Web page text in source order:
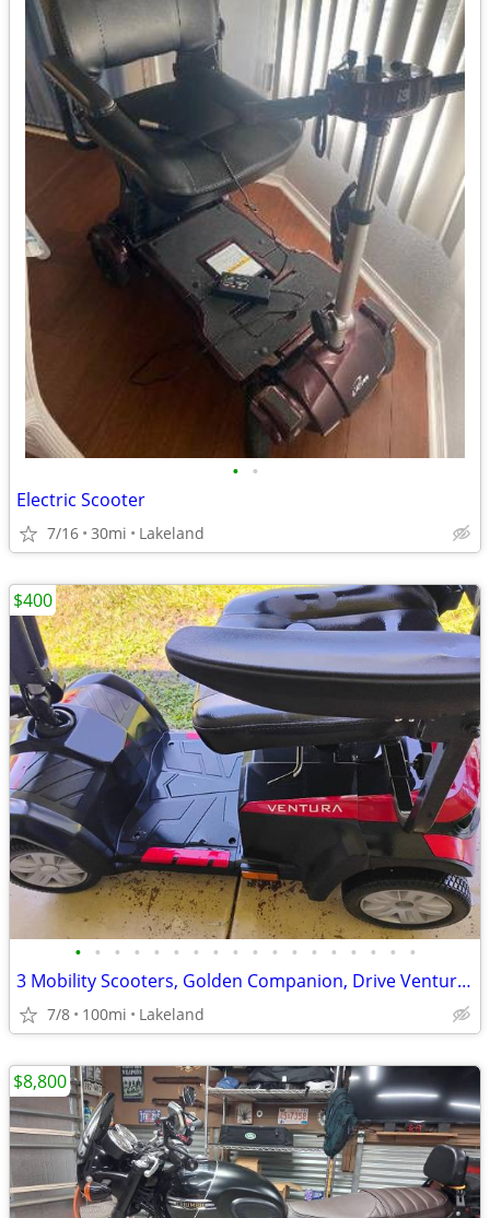
• •
Electric Scooter
7/16 30mi Lakeland
• • • • • • • • • • • • • • • • • •
3 Mobility Scooters, Golden Companion, Drive Ventura, Pride Jazzy
7/8 100mi Lakeland
$400
$8,800